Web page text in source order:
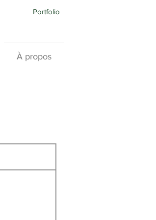
Portfolio
À propos